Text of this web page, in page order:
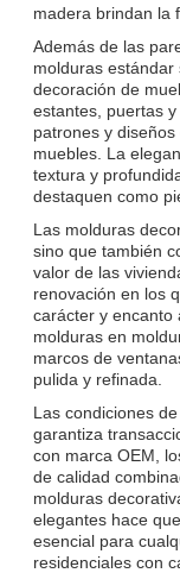
madera brindan la
Además de las
molduras
decoración de
estantes, puertas
patrones y
muebles. La
textura y
destaquen como
Las molduras
sino que también
valor de las
renovación en los
carácter y encanto
molduras en
marcos de
pulida y refinada.
Las condiciones
garantiza
con marca OEM,
de calidad
molduras
elegantes hace
esencial para
residenciales con